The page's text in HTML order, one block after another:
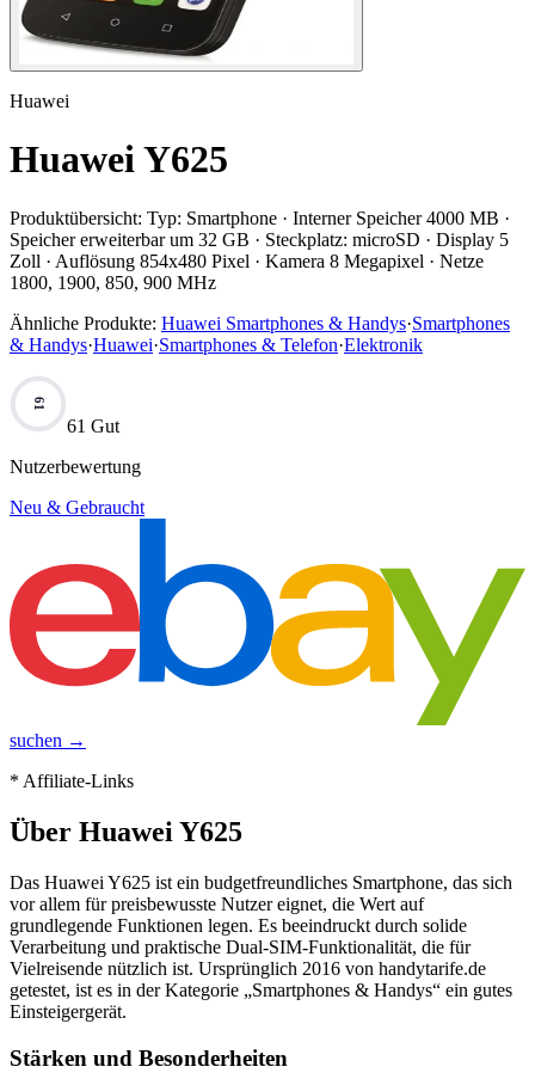
Huawei
Huawei Y625
Produktübersicht: Typ: Smartphone · Interner Speicher 4000 MB ·
Speicher erweiterbar um 32 GB · Steckplatz: microSD · Display 5
Zoll · Auflösung 854x480 Pixel · Kamera 8 Megapixel · Netze
1800, 1900, 850, 900 MHz
Ähnliche Produkte: Huawei Smartphones & Handys·Smartphones
& Handys·Huawei·Smartphones & Telefon·Elektronik
61
61 Gut
Nutzerbewertung
Neu & Gebraucht
suchen →
* Affiliate-Links
Über Huawei Y625
Das Huawei Y625 ist ein budgetfreundliches Smartphone, das sich
vor allem für preisbewusste Nutzer eignet, die Wert auf
grundlegende Funktionen legen. Es beeindruckt durch solide
Verarbeitung und praktische Dual-SIM-Funktionalität, die für
Vielreisende nützlich ist. Ursprünglich 2016 von handytarife.de
getestet, ist es in der Kategorie „Smartphones & Handys“ ein gutes
Einsteigergerät.
Stärken und Besonderheiten